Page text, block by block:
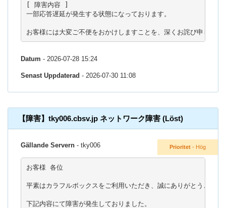
[ 障害内容 ]
一部応答遅延が発生する状態になっております。
お客様には大変ご不便をおかけしますことを、深くお詫び申し上げ
Datum - 2026-07-28 15:24
Senast Uppdaterad - 2026-07-30 11:08
【障害】tky006.cbsv.jp ネットワーク障害 (Löst)
Prioritet - Hög
Gällande Servern - tky006
お客様 各位
平素はカラフルボックスをご利用いただき、誠にありがとうござい
下記内容にて障害が発生しておりました。